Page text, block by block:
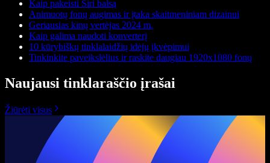
Kaip pakeisti Siri balsą
Animuotų fonų augimas ir įtaka skaitmeniniam dizainui
Geriausias kinų vertėjas 2024 m.
Kaip galima naudoti konverterį
10 kūrybiškų tinklalaidžių idėjų įkvėpimui
Tinkinkite paveikslėlius ir raskite daugiau 1920x1080 fonų
Naujausi tinklaraščio įrašai
Žiūrėti visus